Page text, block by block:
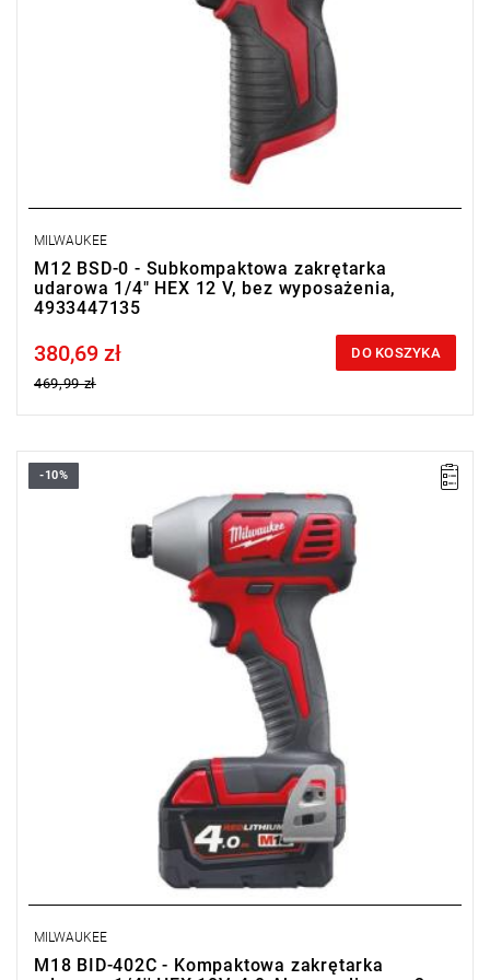
MILWAUKEE
M12 BSD-0 - Subkompaktowa zakrętarka
udarowa 1/4" HEX 12 V, bez wyposażenia,
4933447135
Price tax included
380,69 zł
469,99 zł
DO KOSZYKA
Ta zakrętarka dzięki kompaktowej budowie, wysokowydajnemu
silnikowi oraz systemowi elektronicznego zabezpieczenia przed
przeciążeniem REDLINK™ zapewnia połączenie wysokich
osiągów z długą żywotnością urządzenia i komfortową pracą w
ograniczonej przestrzeni.Narzędzie posiada chwyt 1/4'' do
szybkiej i łatwej wymiany bitów jedną ręką.
Kup produkt objęty promocją MILWAUKEE® Redemption Classic,
zarejestruj fakturę i odbierz dodatkowy akumulator za 2 zł.
Promocja wyłącznie dla podmiotów posiadających NIP.
-10%
MILWAUKEE
M18 BID-402C - Kompaktowa zakrętarka